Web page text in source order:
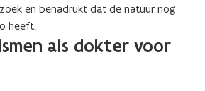
en benadrukt dat de natuur nog
heeft.
als dokter voor